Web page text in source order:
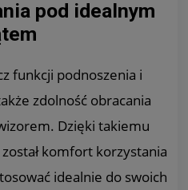
pod idealnym
funkcji podnoszenia i
zdolność obracania
Dzięki takiemu
komfort korzystania
idealnie do swoich